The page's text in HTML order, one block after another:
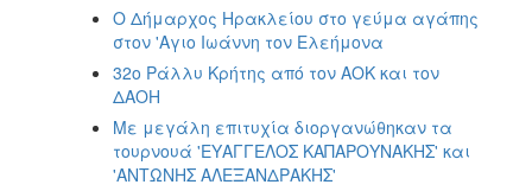
Ο Δήμαρχος Ηρακλείου στο γεύμα αγάπης
στον 'Αγιο Ιωάννη τον Ελεήμονα
32ο Ράλλυ Κρήτης από τον ΑΟΚ και τον
ΔΑΟΗ
Με μεγάλη επιτυχία διοργανώθηκαν τα
τουρνουά 'ΕΥΑΓΓΕΛΟΣ ΚΑΠΑΡΟΥΝΑΚΗΣ' και
'ΑΝΤΩΝΗΣ ΑΛΕΞΑΝΔΡΑΚΗΣ'